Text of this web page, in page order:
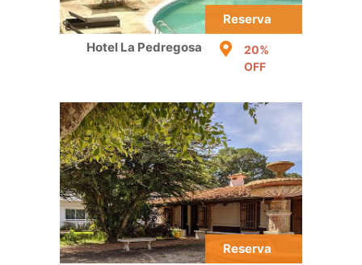
Reserva
Hotel La Pedregosa
20%
OFF
Reserva